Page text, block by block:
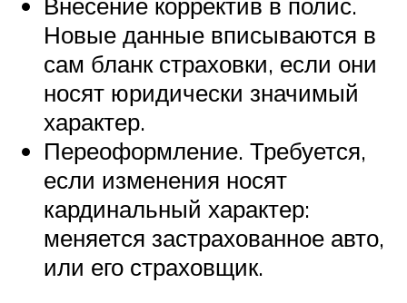
Новые данные вписываются в
сам бланк страховки, если они
носят юридически значимый
характер.
Переоформление. Требуется,
если изменения носят
кардинальный характер:
меняется застрахованное авто,
или его страховщик.